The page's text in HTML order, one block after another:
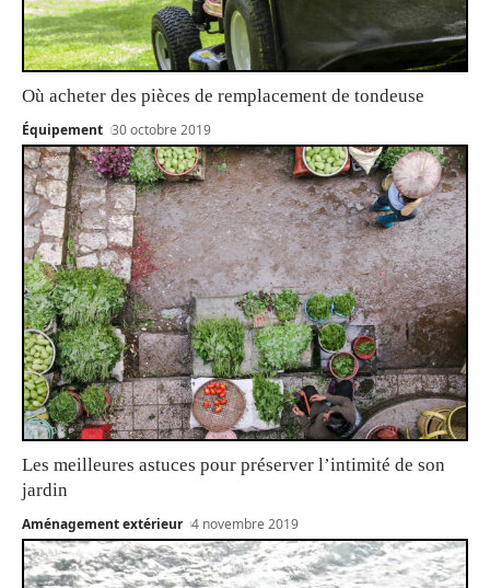
Où acheter des pièces de remplacement de tondeuse
Équipement 30 octobre 2019
Les meilleures astuces pour préserver l’intimité de son
jardin
Aménagement extérieur 4 novembre 2019